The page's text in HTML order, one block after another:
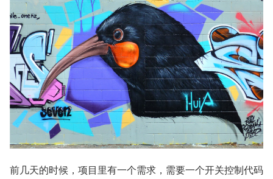
前几天的时候，项目里有一个需求，需要一个开关控制代码